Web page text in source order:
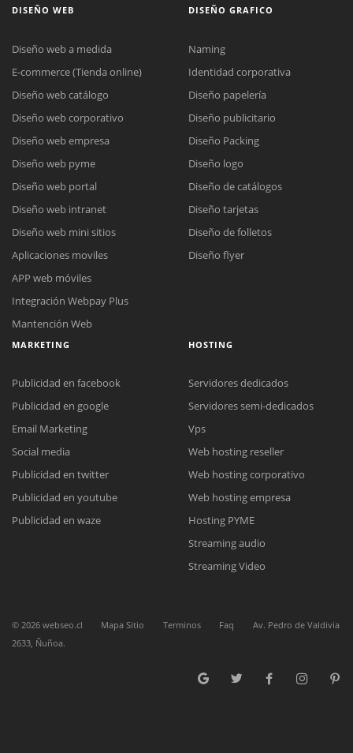
Reunión online
Nuestros ejecutivos le enviarán un correo electrónico con el enlace a
Meet para la reunión online.
Cotización
Complete el formulario y nos contactaremos a la brevedad.
Chat Online
para enviarnos un correo electrónico con sus datos personales.
DISEÑO WEB
Diseño web a medida
E-commerce (Tienda online)
Diseño web catálogo
Diseño web corporativo
Diseño web empresa
Diseño web pyme
Diseño web portal
Diseño web intranet
Diseño web mini sitios
Aplicaciones moviles
APP web móviles
Integración Webpay Plus
Mantención Web
DISEÑO GRAFICO
Naming
Identidad corporativa
Diseño papelería
Diseño publicitario
Diseño Packing
Diseño logo
Diseño de catálogos
Diseño tarjetas
Diseño de folletos
Diseño flyer
MARKETING
Publicidad en facebook
Publicidad en google
Email Marketing
Social media
Publicidad en twitter
Publicidad en youtube
Publicidad en waze
HOSTING
Servidores dedicados
Servidores semi-dedicados
Vps
Web hosting reseller
Web hosting corporativo
Web hosting empresa
Hosting PYME
Streaming audio
Streaming Video
© 2026 webseo.cl Mapa Sitio Terminos Faq
Av. Pedro de Valdivia
2633, Ñuñoa.